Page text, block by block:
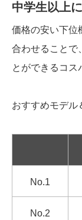
中学生以上
価格の安い下位
合わせることで
とができるコス
おすすめモデル
No.1
No.2